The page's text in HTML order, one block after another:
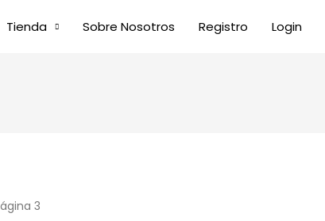
Tienda Sobre Nosotros Registro Login
3